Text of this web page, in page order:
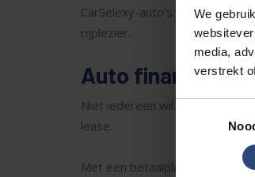
We
media,
verstrekt
CarSelexy-auto’s zijn
rijplezier.
Auto financieren
Niet iedereen wil het volledige
lease.
Met een betaalplan op maat